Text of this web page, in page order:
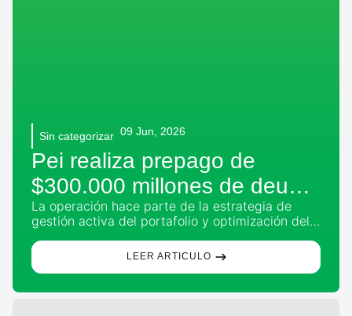
Sin categorizar 09 Jun, 2026
Pei realiza prepago de
$300.000 millones de deuda
luego de la desinversión de
Plaza Central
La operación hace parte de la estrategia de
gestión activa del portafolio y optimización del
financiera del vehículo y ampliar su flexibilidad
para futuras decisiones de inversión. Bogotá,
aproximadamente $300.000 millones en
LEER ARTICULO